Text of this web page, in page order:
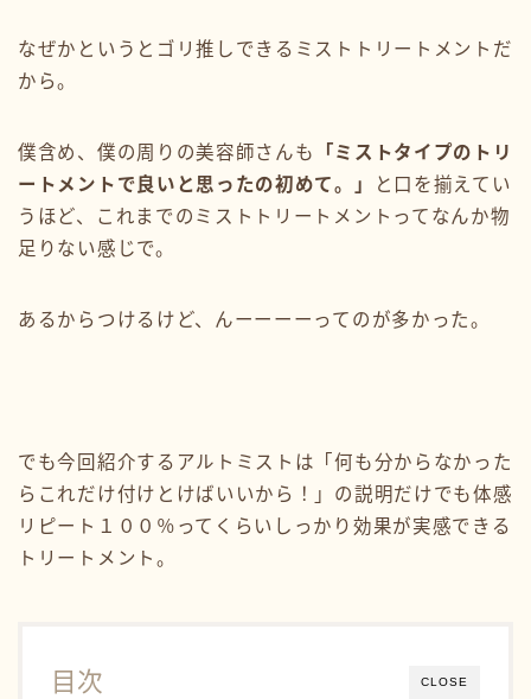
なぜかというとゴリ推しできるミストトリートメントだ
から。
僕含め、僕の周りの美容師さんも
「ミストタイプのトリ
ートメントで良いと思ったの初めて。」
と口を揃えてい
うほど、これまでのミストトリートメントってなんか物
足りない感じで。
あるからつけるけど、んーーーーってのが多かった。
でも今回紹介するアルトミストは「何も分からなかった
らこれだけ付けとけばいいから！」の説明だけでも体感
リピート１００％ってくらいしっかり効果が実感できる
トリートメント。
CLOSE
目次